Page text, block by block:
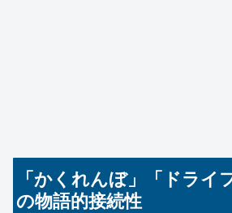
「かくれんぼ」「ドライ
の物語的接続性